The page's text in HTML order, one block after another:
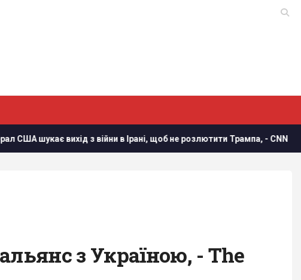
вихід з війни в Ірані, щоб не розлютити Трампа, - CNN
з Україною, - The